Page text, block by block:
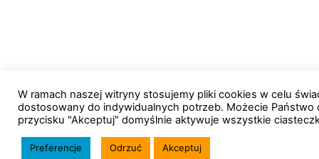
W ramach naszej witryny stosujemy pliki cookies w celu
dostosowany do indywidualnych potrzeb. Możecie
przycisku "Akceptuj" domyślnie aktywuje wszystkie
Preferencje Odrzuć Akceptuj